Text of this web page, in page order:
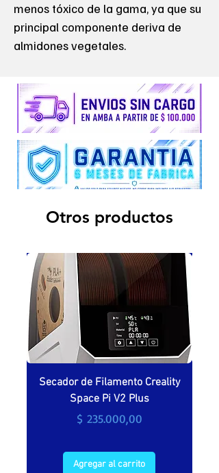
menos tóxico de la gama, ya que su
principal componente deriva de
almidones vegetales.
Otros productos
Secador de Filamento Creality
Space Pi V2 Plus
Precio
$ 235.000,00
Agregar al carrito